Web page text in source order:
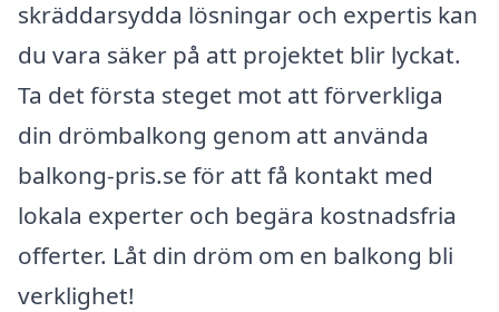
skräddarsydda lösningar och expertis kan
du vara säker på att projektet blir lyckat.
Ta det första steget mot att förverkliga
din drömbalkong genom att använda
balkong-pris.se för att få kontakt med
lokala experter och begära kostnadsfria
offerter. Låt din dröm om en balkong bli
verklighet!